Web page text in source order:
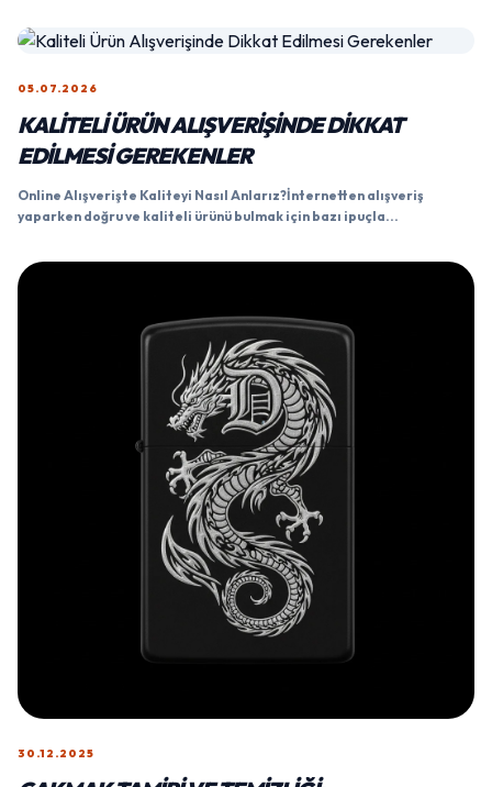
05.07.2026
KALITELI ÜRÜN ALIŞVERIŞINDE DIKKAT
EDILMESI GEREKENLER
Online Alışverişte Kaliteyi Nasıl Anlarız?İnternetten alışveriş
yaparken doğru ve kaliteli ürünü bulmak için bazı ipuçla...
30.12.2025